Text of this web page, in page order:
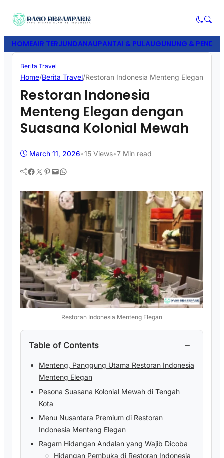
HOMEAIR TERJUNDANAUPANTAI & PULAUGUNUNG &
Berita Travel
Home/Berita Travel/Restoran Indonesia Menteng Elegan
Restoran Indonesia
Menteng Elegan dengan
Suasana Kolonial Mewah
March 11, 2026•15 Views•7 Min read
Facebook Twitter Pinterest Mail WhatsApp
Restoran Indonesia Menteng Elegan
Table of Contents −
Menteng, Panggung Utama Restoran Indonesia
Menteng Elegan
Pesona Suasana Kolonial Mewah di Tengah
Kota
Menu Nusantara Premium di Restoran
Indonesia Menteng Elegan
Ragam Hidangan Andalan yang Wajib Dicoba
Hidangan Pembuka di Restoran Indonesia